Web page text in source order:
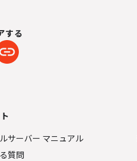
する
サーバー マニュアル
質問